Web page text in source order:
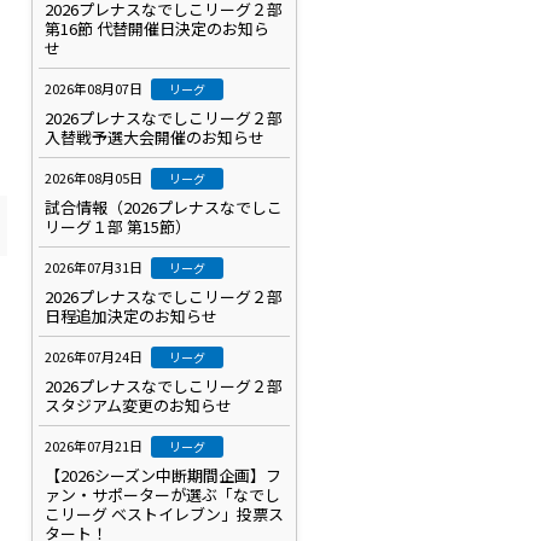
2026プレナスなでしこリーグ２部
第16節 代替開催日決定のお知ら
せ
2026年08月07日 リーグ
2026プレナスなでしこリーグ２部
入替戦予選大会開催のお知らせ
2026年08月05日 リーグ
試合情報（2026プレナスなでしこ
リーグ１部 第15節）
2026年07月31日 リーグ
2026プレナスなでしこリーグ２部
日程追加決定のお知らせ
2026年07月24日 リーグ
2026プレナスなでしこリーグ２部
スタジアム変更のお知らせ
2026年07月21日 リーグ
【2026シーズン中断期間企画】フ
ァン・サポーターが選ぶ「なでし
こリーグ ベストイレブン」投票ス
タート！